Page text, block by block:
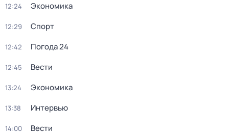
12:24 Экономика
12:29 Спорт
12:42 Погода 24
12:45 Вести
13:24 Экономика
13:38 Интервью
14:00 Вести